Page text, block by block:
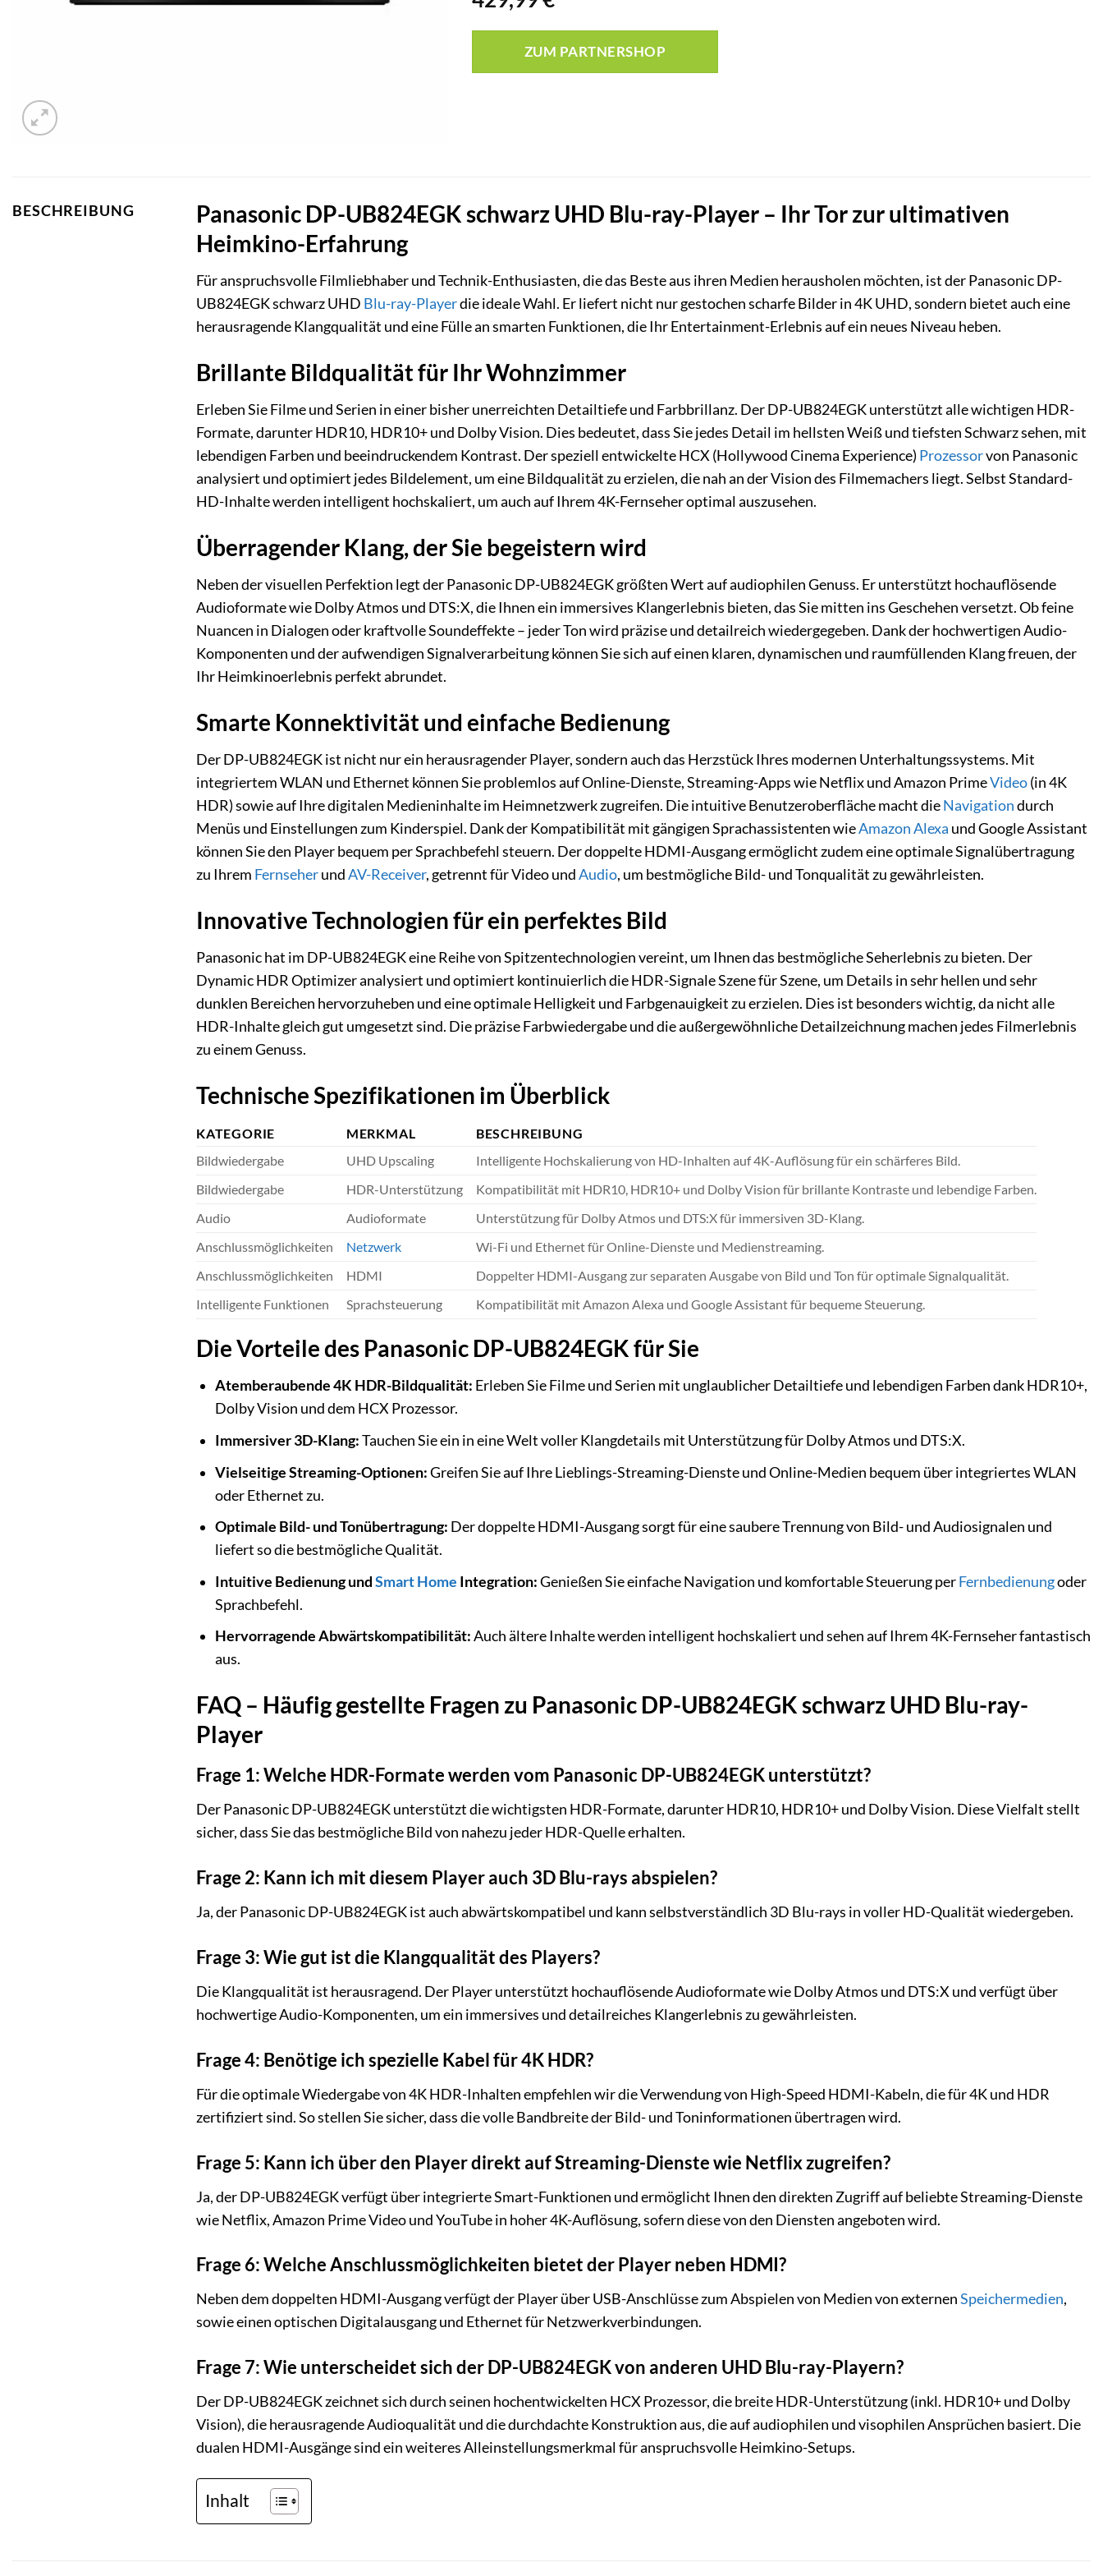
ZUM PARTNERSHOP
BESCHREIBUNG
Panasonic DP-UB824EGK schwarz UHD Blu-ray-Player – Ihr Tor zur ultimativen
Heimkino-Erfahrung
Für anspruchsvolle Filmliebhaber und Technik-Enthusiasten, die das Beste aus ihren Medien herausholen möchten, ist der Panasonic DP-
UB824EGK schwarz UHD Blu-ray-Playerdie ideale Wahl. Er liefert nicht nur gestochen scharfe Bilder in 4K UHD, sondern bietet auch eine
herausragende Klangqualität und eine Fülle an smarten Funktionen, die Ihr Entertainment-Erlebnis auf ein neues Niveau heben.
Brillante Bildqualität für Ihr Wohnzimmer
Erleben Sie Filme und Serien in einer bisher unerreichten Detailtiefe und Farbbrillanz. Der DP-UB824EGK unterstützt alle wichtigen HDR-
Formate, darunter HDR10, HDR10+ und Dolby Vision. Dies bedeutet, dass Sie jedes Detail im hellsten Weiß und tiefsten Schwarz sehen, mit
lebendigen Farben und beeindruckendem Kontrast. Der speziell entwickelte HCX (Hollywood Cinema Experience) Prozessorvon Panasonic
analysiert und optimiert jedes Bildelement, um eine Bildqualität zu erzielen, die nah an der Vision des Filmemachers liegt. Selbst Standard-
HD-Inhalte werden intelligent hochskaliert, um auch auf Ihrem 4K-Fernseher optimal auszusehen.
Überragender Klang, der Sie begeistern wird
Neben der visuellen Perfektion legt der Panasonic DP-UB824EGK größten Wert auf audiophilen Genuss. Er unterstützt hochauflösende
Audioformate wie Dolby Atmos und DTS:X, die Ihnen ein immersives Klangerlebnis bieten, das Sie mitten ins Geschehen versetzt. Ob feine
Nuancen in Dialogen oder kraftvolle Soundeffekte – jeder Ton wird präzise und detailreich wiedergegeben. Dank der hochwertigen Audio-
Komponenten und der aufwendigen Signalverarbeitung können Sie sich auf einen klaren, dynamischen und raumfüllenden Klang freuen, der
Ihr Heimkinoerlebnis perfekt abrundet.
Smarte Konnektivität und einfache Bedienung
Der DP-UB824EGK ist nicht nur ein herausragender Player, sondern auch das Herzstück Ihres modernen Unterhaltungssystems. Mit
integriertem WLAN und Ethernet können Sie problemlos auf Online-Dienste, Streaming-Apps wie Netflix und Amazon PrimeVideo(in 4K
HDR) sowie auf Ihre digitalen Medieninhalte im Heimnetzwerk zugreifen. Die intuitive Benutzeroberfläche macht dieNavigationdurch
Menüs und Einstellungen zum Kinderspiel. Dank der Kompatibilität mit gängigen Sprachassistenten wieAmazon Alexa und Google Assistant
können Sie den Player bequem per Sprachbefehl steuern. Der doppelte HDMI-Ausgang ermöglicht zudem eine optimale Signalübertragung
zu Ihrem FernseherundAV-Receiver, getrennt für Video undAudio, um bestmögliche Bild- und Tonqualität zu gewährleisten.
Innovative Technologien für ein perfektes Bild
Panasonic hat im DP-UB824EGK eine Reihe von Spitzentechnologien vereint, um Ihnen das bestmögliche Seherlebnis zu bieten. Der
Dynamic HDR Optimizer analysiert und optimiert kontinuierlich die HDR-Signale Szene für Szene, um Details in sehr hellen und sehr
dunklen Bereichen hervorzuheben und eine optimale Helligkeit und Farbgenauigkeit zu erzielen. Dies ist besonders wichtig, da nicht alle
HDR-Inhalte gleich gut umgesetzt sind. Die präzise Farbwiedergabe und die außergewöhnliche Detailzeichnung machen jedes Filmerlebnis
zu einem Genuss.
Technische Spezifikationen im Überblick
KATEGORIE MERKMAL
BESCHREIBUNG
Bildwiedergabe
UHD Upscaling
Intelligente Hochskalierung von HD-Inhalten auf 4K-Auflösung für ein schärferes Bild.
Bildwiedergabe
HDR-Unterstützung
Kompatibilität mit HDR10, HDR10+ und Dolby Vision für brillante Kontraste und lebendige Farben.
Audio
Audioformate
Unterstützung für Dolby Atmos und DTS:X für immersiven 3D-Klang.
Anschlussmöglichkeiten
Netzwerk
Wi-Fi und Ethernet für Online-Dienste und Medienstreaming.
Anschlussmöglichkeiten
HDMI
Doppelter HDMI-Ausgang zur separaten Ausgabe von Bild und Ton für optimale Signalqualität.
Intelligente Funktionen
Sprachsteuerung Kompatibilität mit Amazon Alexa und Google Assistant für bequeme Steuerung.
Die Vorteile des Panasonic DP-UB824EGK für Sie
Atemberaubende 4K HDR-Bildqualität: Erleben Sie Filme und Serien mit unglaublicher Detailtiefe und lebendigen Farben dank HDR10+,
Dolby Vision und dem HCX Prozessor.
Immersiver 3D-Klang:Tauchen Sie ein in eine Welt voller Klangdetails mit Unterstützung für Dolby Atmos und DTS:X.
Vielseitige Streaming-Optionen:Greifen Sie auf Ihre Lieblings-Streaming-Dienste und Online-Medien bequem über integriertes WLAN
oder Ethernet zu.
Optimale Bild- und Tonübertragung: Der doppelte HDMI-Ausgang sorgt für eine saubere Trennung von Bild- und Audiosignalen und
liefert so die bestmögliche Qualität.
Intuitive Bedienung undSmart Home Integration:Genießen Sie einfache Navigation und komfortable Steuerung perFernbedienungoder
Sprachbefehl.
Hervorragende Abwärtskompatibilität:Auch ältere Inhalte werden intelligent hochskaliert und sehen auf Ihrem 4K-Fernseher fantastisch
aus.
FAQ – Häufig gestellte Fragen zu Panasonic DP-UB824EGK schwarz UHD Blu-ray-
Player
Frage 1: Welche HDR-Formate werden vom Panasonic DP-UB824EGK unterstützt?
Der Panasonic DP-UB824EGK unterstützt die wichtigsten HDR-Formate, darunter HDR10, HDR10+ und Dolby Vision. Diese Vielfalt stellt
sicher, dass Sie das bestmögliche Bild von nahezu jeder HDR-Quelle erhalten.
Frage 2: Kann ich mit diesem Player auch 3D Blu-rays abspielen?
Ja, der Panasonic DP-UB824EGK ist auch abwärtskompatibel und kann selbstverständlich 3D Blu-rays in voller HD-Qualität wiedergeben.
Frage 3: Wie gut ist die Klangqualität des Players?
Die Klangqualität ist herausragend. Der Player unterstützt hochauflösende Audioformate wie Dolby Atmos und DTS:X und verfügt über
hochwertige Audio-Komponenten, um ein immersives und detailreiches Klangerlebnis zu gewährleisten.
Frage 4: Benötige ich spezielle Kabel für 4K HDR?
Für die optimale Wiedergabe von 4K HDR-Inhalten empfehlen wir die Verwendung von High-Speed HDMI-Kabeln, die für 4K und HDR
zertifiziert sind. So stellen Sie sicher, dass die volle Bandbreite der Bild- und Toninformationen übertragen wird.
Frage 5: Kann ich über den Player direkt auf Streaming-Dienste wie Netflix zugreifen?
Ja, der DP-UB824EGK verfügt über integrierte Smart-Funktionen und ermöglicht Ihnen den direkten Zugriff auf beliebte Streaming-Dienste
wie Netflix, Amazon Prime Video und YouTube in hoher 4K-Auflösung, sofern diese von den Diensten angeboten wird.
Frage 6: Welche Anschlussmöglichkeiten bietet der Player neben HDMI?
Neben dem doppelten HDMI-Ausgang verfügt der Player über USB-Anschlüsse zum Abspielen von Medien von externenSpeichermedien,
sowie einen optischen Digitalausgang und Ethernet für Netzwerkverbindungen.
Frage 7: Wie unterscheidet sich der DP-UB824EGK von anderen UHD Blu-ray-Playern?
Der DP-UB824EGK zeichnet sich durch seinen hochentwickelten HCX Prozessor, die breite HDR-Unterstützung (inkl. HDR10+ und Dolby
Vision), die herausragende Audioqualität und die durchdachte Konstruktion aus, die auf audiophilen und visophilen Ansprüchen basiert. Die
dualen HDMI-Ausgänge sind ein weiteres Alleinstellungsmerkmal für anspruchsvolle Heimkino-Setups.
Inhalt